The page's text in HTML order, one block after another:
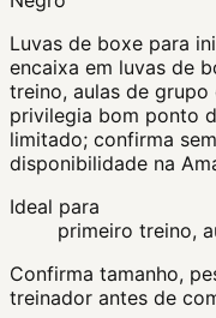
Luvas de boxe para
encaixa em luvas de
treino, aulas de
privilegia bom ponto
limitado; confirma
disponibilidade na
Ideal para
primeiro treino,
Confirma tamanho,
treinador antes de